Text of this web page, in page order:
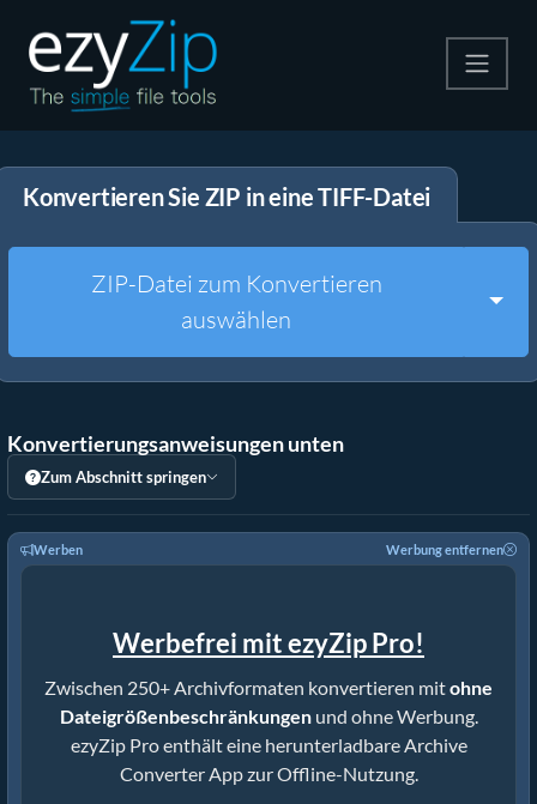
Entpacken
Konvertieren Sie ZIP in eine TIFF-Datei
ZIP-Datei zum Konvertieren
auswählen
Konvertierungsanweisungen unten
Zum Abschnitt springen
Werben Werbung entfernen
Werbefrei mit ezyZip Pro!
Zwischen 250+ Archivformaten konvertieren mitohne
Dateigrößenbeschränkungenund ohne Werbung.
ezyZip Pro enthält eine herunterladbare Archive
Converter App zur Offline-Nutzung.